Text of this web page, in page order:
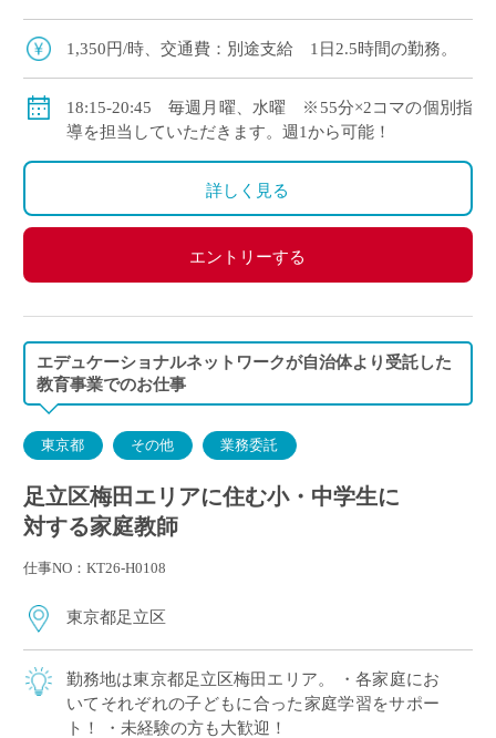
お願いします。 光ケ丘エリア：水曜(光 […]
1,350円/時、交通費：別途支給 1日2.5時間の勤務。
18:15-20:45 毎週月曜、水曜 ※55分×2コマの個別指
導を担当していただきます。週1から可能！
詳しく見る
エントリーする
エデュケーショナルネットワークが自治体より受託した
教育事業でのお仕事
東京都 その他 業務委託
足立区梅田エリアに住む小・中学生に
対する家庭教師
仕事NO：KT26-H0108
東京都足立区
勤務地は東京都足立区梅田エリア。 ・各家庭にお
いてそれぞれの子どもに合った家庭学習をサポー
ト！ ・未経験の方も大歓迎！